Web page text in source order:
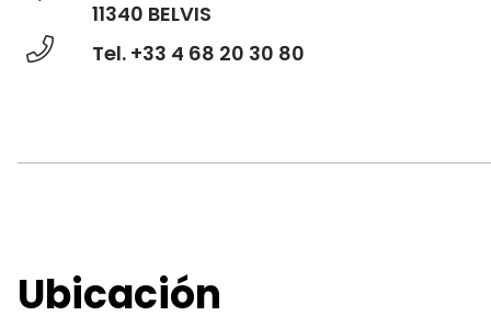
11340 BELVIS
Tel. +33 4 68 20 30 80
Ubicación